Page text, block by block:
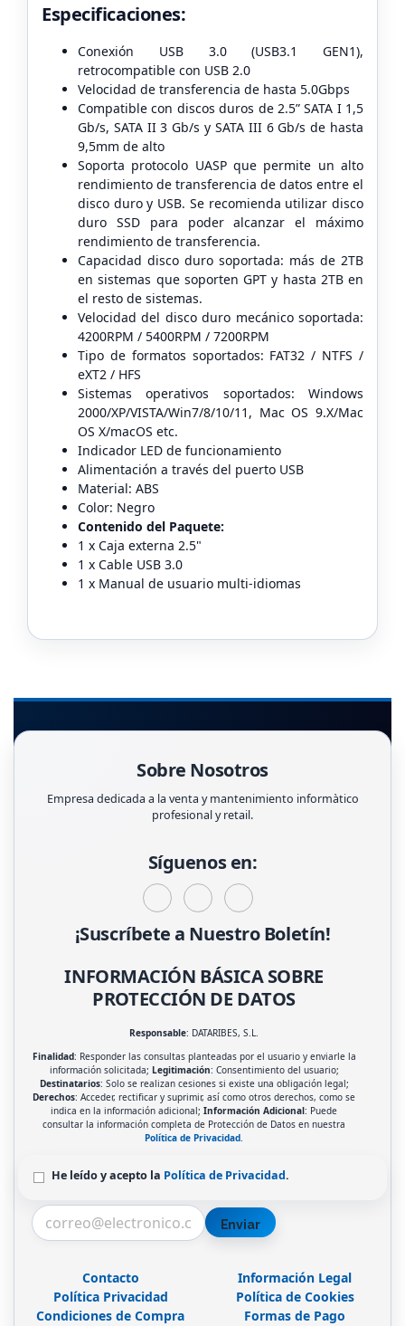
Especificaciones:
Conexión USB 3.0 (USB3.1 GEN1),
retrocompatible con USB 2.0
Velocidad de transferencia de hasta 5.0Gbps
Compatible con discos duros de 2.5” SATA I 1,5
Gb/s, SATA II 3 Gb/s y SATA III 6 Gb/s de hasta
9,5mm de alto
Soporta protocolo UASP que permite un alto
rendimiento de transferencia de datos entre el
disco duro y USB. Se recomienda utilizar disco
duro SSD para poder alcanzar el máximo
rendimiento de transferencia.
Capacidad disco duro soportada: más de 2TB
en sistemas que soporten GPT y hasta 2TB en
el resto de sistemas.
Velocidad del disco duro mecánico soportada:
4200RPM / 5400RPM / 7200RPM
Tipo de formatos soportados: FAT32 / NTFS /
eXT2 / HFS
Sistemas operativos soportados: Windows
2000/XP/VISTA/Win7/8/10/11, Mac OS 9.X/Mac
OS X/macOS etc.
Indicador LED de funcionamiento
Alimentación a través del puerto USB
Material: ABS
Color: Negro
Contenido del Paquete:
1 x Caja externa 2.5"
1 x Cable USB 3.0
1 x Manual de usuario multi-idiomas
Sobre Nosotros
Empresa dedicada a la venta y mantenimiento informàtico
profesional y retail.
Síguenos en:
¡Suscríbete a Nuestro Boletín!
INFORMACIÓN BÁSICA SOBRE
PROTECCIÓN DE DATOS
Responsable: DATARIBES, S.L.
Finalidad: Responder las consultas planteadas por el usuario y enviarle la
información solicitada; Legitimación: Consentimiento del usuario;
Destinatarios: Solo se realizan cesiones si existe una obligación legal;
Derechos: Acceder, rectificar y suprimir, así como otros derechos, como se
indica en la información adicional;Información Adicional: Puede
consultar la información completa de Protección de Datos en nuestra
Política de Privacidad
He leído y acepto la Política de Privacidad.
Enviar
Contacto
Información Legal
Política Privacidad
Política de Cookies
Condiciones de Compra
Formas de Pago